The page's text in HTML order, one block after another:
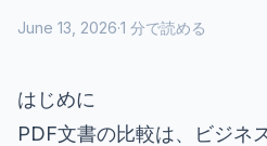
June 13, 2026·1 分で読める
はじめに
PDF文書の比較は、ビジネ